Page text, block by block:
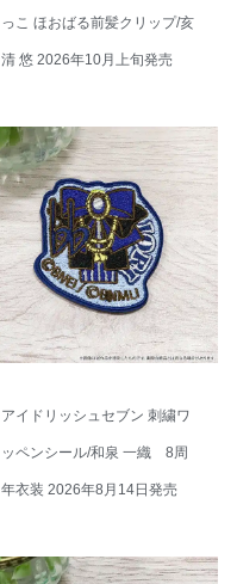
っこ ほおばる前髪クリップ/亥
清 悠 2026年10月上旬発売
アイドリッシュセブン 刺繍ワ
ッペンシール/和泉 一織 8周
年衣装 2026年8月14日発売